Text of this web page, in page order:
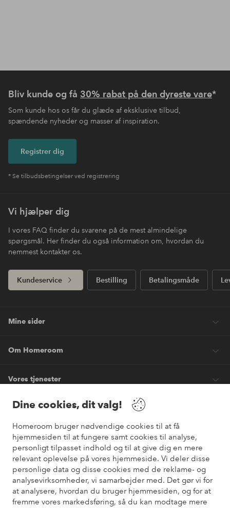
Dine cookies, dit valg!
Homeroom bruger nødvendige cookies til at få
hjemmesiden til at fungere samt cookies til analyse,
personligt tilpasset indhold og til at give dig en mere
relevant oplevelse på vores hjemmeside. Vi deler disse
personlige data og disse cookies med de reklame- og
analysevirksomheder, vi samarbejder med. Det gør vi for
at analysere, hvordan du bruger hjemmesiden, og for at
fremme vores markedsføring, så du kan modtage mere
Bliv kunde og få 30% rabat på den dyreste vare*
Som kunde hos os får du glæde af eksklusive tilbud,
spændende nyheder og masser af inspiration.
Registrer dig
* Se tilbudsbetingelser ved registrering
Vi hjælper dig
I vores FAQ finder du svarene på de mest almindelige
spørgsmål. Her finder du også information om, hvordan du
nemmest kontakter os.
Kundeservice Bestilling Betalingsmåde
Mine sider
Om Homeroom
Vores tjenester
Vilkår
Venner
Sikre betalinger
Vil du vide mere om vores betalingsmuligheder ?